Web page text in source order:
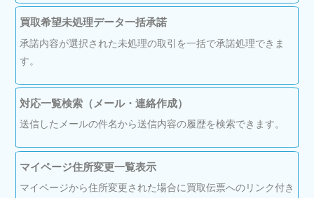
買取希望未処理データ一括承諾
承諾内容が選択された未処理の取引を一括で承諾処理できま
す。
対応一覧検索（メール・連絡作成）
送信したメールの件名から送信内容の履歴を検索できます。
マイページ住所変更一覧表示
マイページから住所変更された場合に買取伝票へのリンク付き